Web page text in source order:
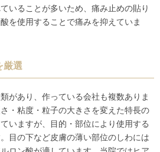
いることが多いため、痛み止めの貼り
を使用することで痛みを抑えていま
厳選
があり、作っている会社も複数ありま
・粘度・粒子の大きさを変えた特長の
いますが、目的・部位により使用する
目の下など皮膚の薄い部位のしわには